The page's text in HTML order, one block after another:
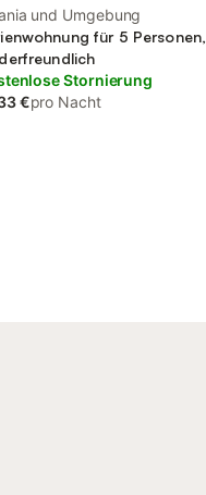
und Umgebung
für 5 Personen,
Stornierung
€pro Nacht